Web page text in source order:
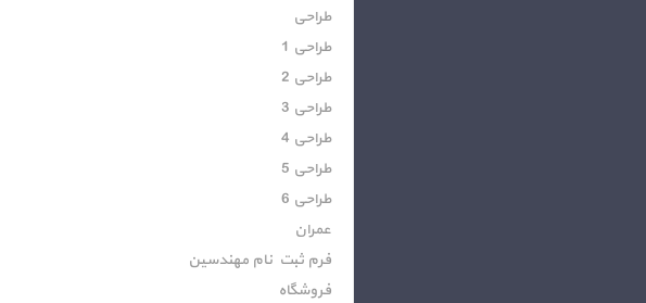
طراحی
طراحی 1
طراحی 2
طراحی 3
طراحی 4
طراحی 5
طراحی 6
عمران
فرم ثبت نام مهندسین
فروشگاه